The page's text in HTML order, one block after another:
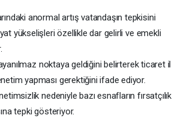
anormal artış vatandaşın tepkisini
yükselişleri özellikle dar gelirli ve emekli
noktaya geldiğini belirterek ticaret il
yapması gerektiğini ifade ediyor.
nedeniyle bazı esnafların fırsatçılık
tepki gösteriyor.